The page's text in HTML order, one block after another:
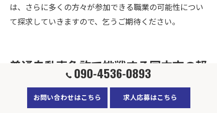
は、さらに多くの方々が参加できる職業の可能性につい
て探求していきますので、乞うご期待ください。
普通自動車免許で挑戦する国立市の軽
貨物ドライバー090-4536-0893
お問い合わせはこちら 求人応募はこちら